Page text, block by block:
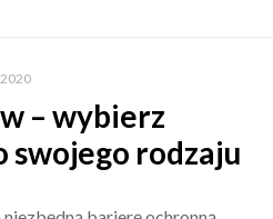
– wybierz
swojego rodzaju